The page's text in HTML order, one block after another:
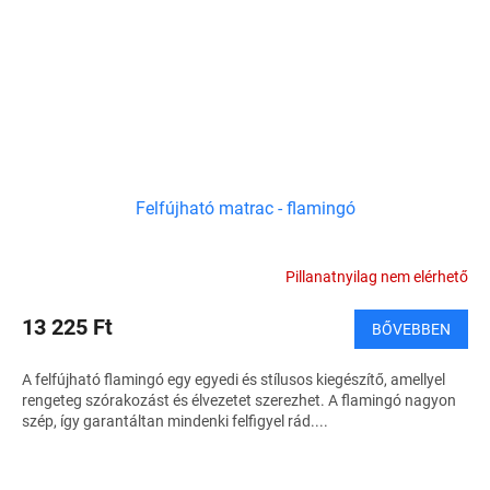
Felfújható matrac - flamingó
Pillanatnyilag nem elérhető
13 225 Ft BŐVEBBEN
A felfújható flamingó egy egyedi és stílusos kiegészítő, amellyel
rengeteg szórakozást és élvezetet szerezhet. A flamingó nagyon
szép, így garantáltan mindenki felfigyel rád....